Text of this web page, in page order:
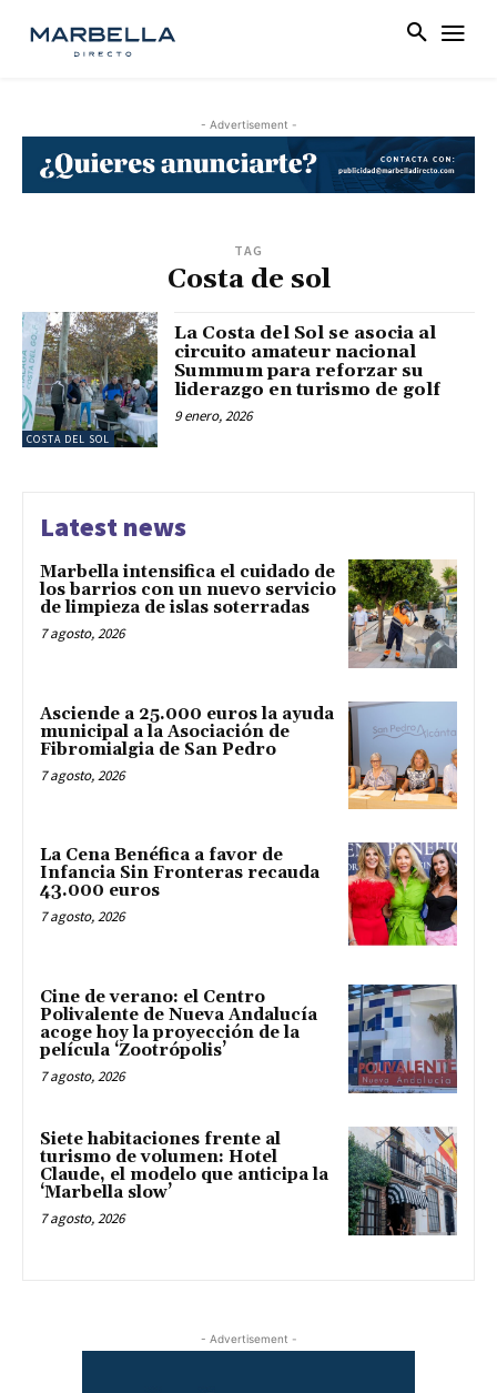
- Advertisement -
TAG
Costa de sol
COSTA DEL SOL
La Costa del Sol se asocia al
circuito amateur nacional
Summum para reforzar su
liderazgo en turismo de golf
9 enero, 2026
Latest news
Marbella intensifica el cuidado de
los barrios con un nuevo servicio
de limpieza de islas soterradas
7 agosto, 2026
Asciende a 25.000 euros la ayuda
municipal a la Asociación de
Fibromialgia de San Pedro
7 agosto, 2026
La Cena Benéfica a favor de
Infancia Sin Fronteras recauda
43.000 euros
7 agosto, 2026
Cine de verano: el Centro
Polivalente de Nueva Andalucía
acoge hoy la proyección de la
película ‘Zootrópolis’
7 agosto, 2026
Siete habitaciones frente al
turismo de volumen: Hotel
Claude, el modelo que anticipa la
‘Marbella slow’
7 agosto, 2026
- Advertisement -